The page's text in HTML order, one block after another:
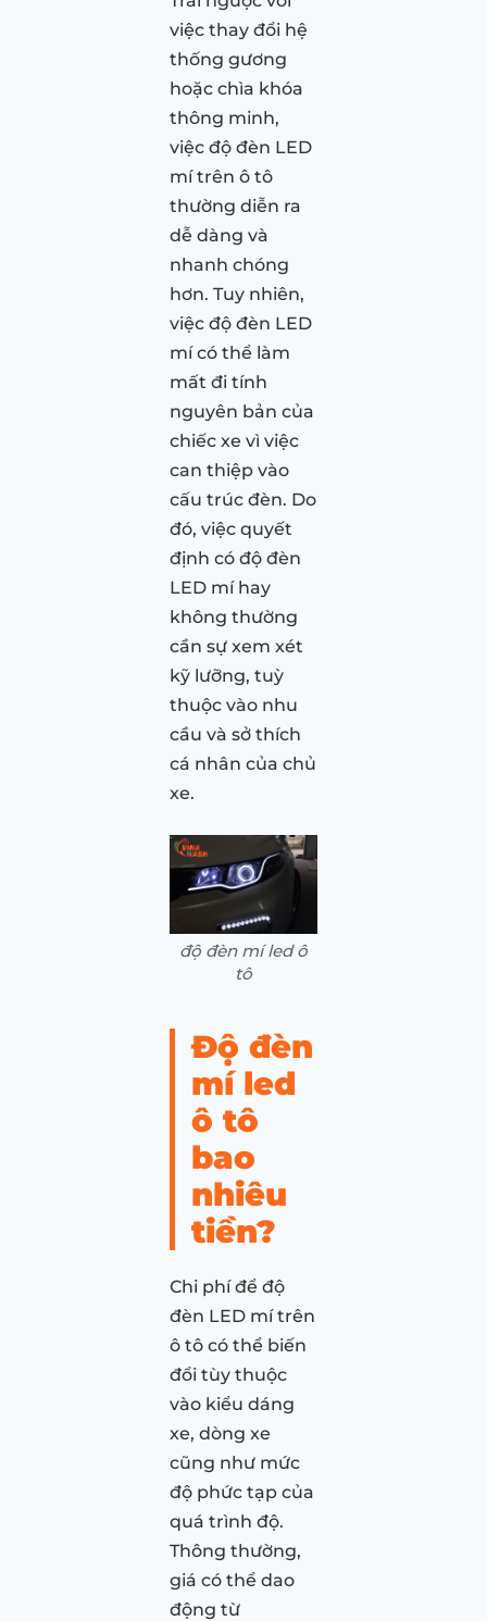
việc thay đổi hệ
thống gương
hoặc chìa khóa
thông minh,
việc độ đèn LED
mí trên ô tô
thường diễn ra
dễ dàng và
nhanh chóng
hơn. Tuy nhiên,
việc độ đèn LED
mí có thể làm
mất đi tính
nguyên bản của
chiếc xe vì việc
can thiệp vào
cấu trúc đèn. Do
đó, việc quyết
định có độ đèn
LED mí hay
không thường
cần sự xem xét
kỹ lưỡng, tuỳ
thuộc vào nhu
cầu và sở thích
cá nhân của chủ
xe.
độ đèn mí led ô
tô
Độ đèn
mí led
ô tô
bao
nhiêu
tiền?
Chi phí để độ
đèn LED mí trên
ô tô có thể biến
đổi tùy thuộc
vào kiểu dáng
xe, dòng xe
cũng như mức
độ phức tạp của
quá trình độ.
Thông thường,
giá có thể dao
động từ